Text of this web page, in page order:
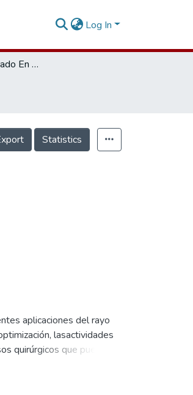
Log In
El Rayo Láser Aplicado En La Odontología
Statistics
aplicaciones del rayo
lasactividades
quirúrgicos que pueden
control de caries
a suministraruna